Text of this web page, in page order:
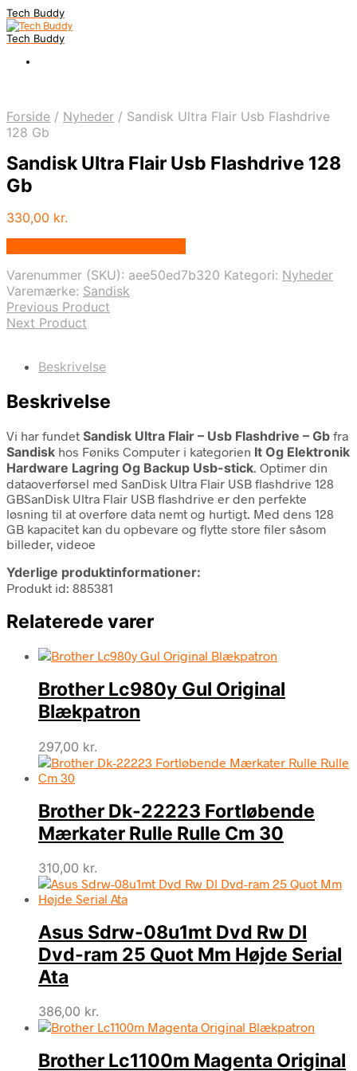
Tech Buddy
Tech Buddy
Forside / Nyheder / Sandisk Ultra Flair Usb Flashdrive
128 Gb
Sandisk Ultra Flair Usb Flashdrive 128
Gb
330,00 kr.
Varenummer (SKU): aee50ed7b320 Kategori: Nyheder
Varemærke: Sandisk
Previous Product
Next Product
Beskrivelse
Beskrivelse
Vi har fundet Sandisk Ultra Flair – Usb Flashdrive – Gb fra
Sandisk hos Føniks Computer i kategorien It Og Elektronik
Hardware Lagring Og Backup Usb-stick. Optimer din
dataoverførsel med SanDisk Ultra Flair USB flashdrive 128
GBSanDisk Ultra Flair USB flashdrive er den perfekte
løsning til at overføre data nemt og hurtigt. Med dens 128
GB kapacitet kan du opbevare og flytte store filer såsom
billeder, videoe
Yderlige produktinformationer:
Produkt id: 885381
Relaterede varer
Brother Lc980y Gul Original
Blækpatron
297,00 kr.
Brother Dk-22223 Fortløbende
Mærkater Rulle Rulle Cm 30
310,00 kr.
Asus Sdrw-08u1mt Dvd Rw Dl
Dvd-ram 25 Quot Mm Højde Serial
Ata
386,00 kr.
Brother Lc1100m Magenta Original